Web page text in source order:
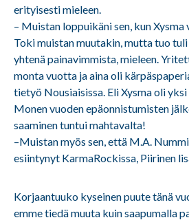
erityisesti mieleen.
– Muistan loppuikäni sen, kun
Toki muistan muutakin, mutta tuo tuli
yhtenä painavimmista, mieleen.
monta vuotta ja aina oli
tietyö Nousiaisissa. Eli Xysma oli
Monen vuoden epäonnistumisten
saaminen tuntui mahtavalta!
–Muistan myös sen, että M.A.
esiintynyt KarmaRockissa, Piirinen
Korjaantuuko kyseinen puute tänä
emme tiedä muuta kuin saapumalla